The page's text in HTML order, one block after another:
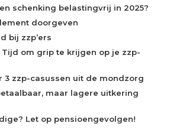
schenking belastingvrij in 2025?
doorgeven
bij zzp’ers
Tijd om grip te krijgen op je zzp-
3 zzp-casussen uit de mondzorg
maar lagere uitkering
Let op pensioengevolgen!